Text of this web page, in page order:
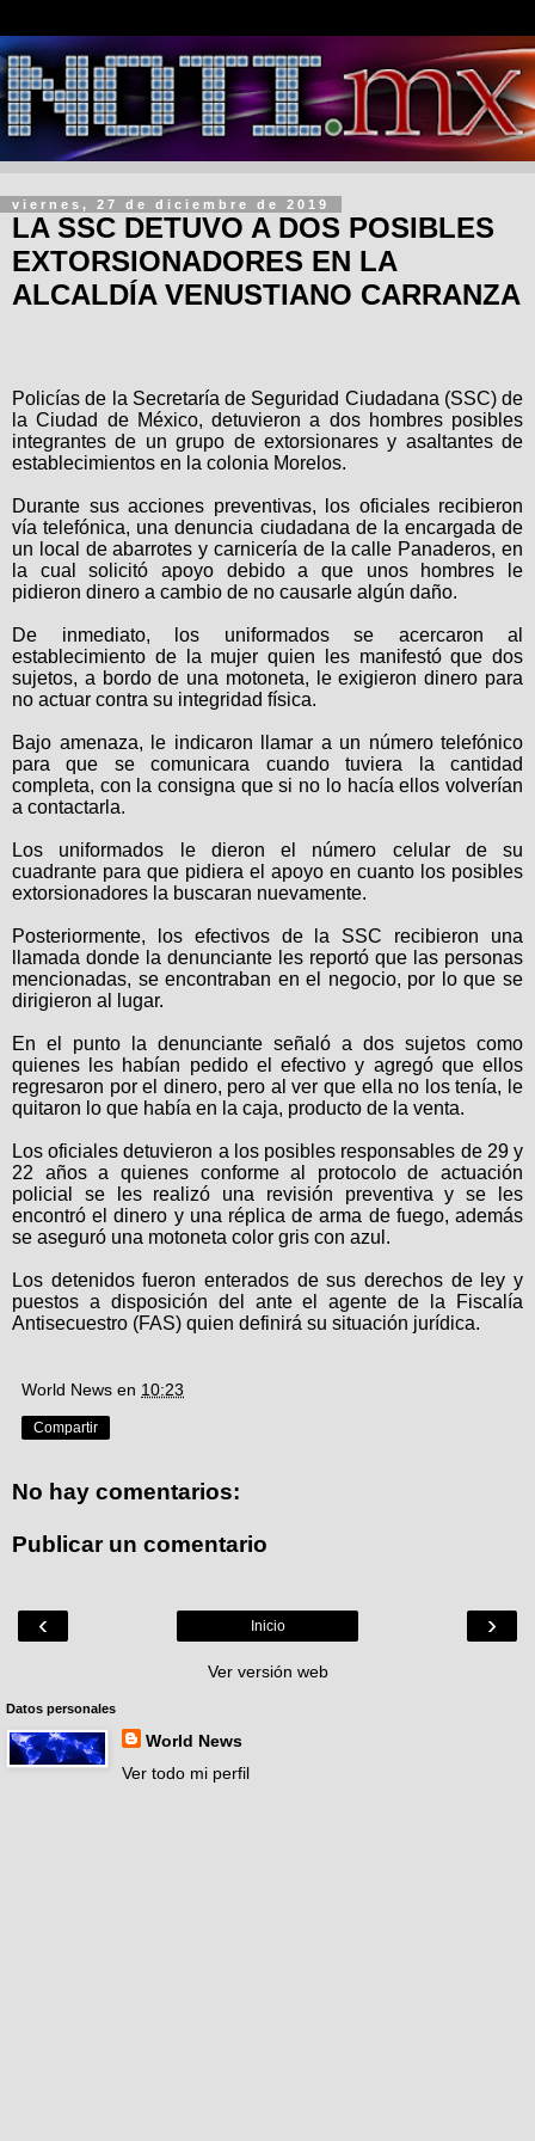
viernes, 27 de diciembre de 2019
LA SSC DETUVO A DOS POSIBLES
EXTORSIONADORES EN LA
ALCALDÍA VENUSTIANO CARRANZA
Policías de la Secretaría de Seguridad Ciudadana (SSC) de
la Ciudad de México, detuvieron a dos hombres posibles
integrantes de un grupo de extorsionares y asaltantes de
establecimientos en la colonia Morelos.
Durante sus acciones preventivas, los oficiales recibieron
vía telefónica, una denuncia ciudadana de la encargada de
un local de abarrotes y carnicería de la calle Panaderos, en
la cual solicitó apoyo debido a que unos hombres le
pidieron dinero a cambio de no causarle algún daño.
De inmediato, los uniformados se acercaron al
establecimiento de la mujer quien les manifestó que dos
sujetos, a bordo de una motoneta, le exigieron dinero para
no actuar contra su integridad física.
Bajo amenaza, le indicaron llamar a un número telefónico
para que se comunicara cuando tuviera la cantidad
completa, con la consigna que si no lo hacía ellos volverían
a contactarla.
Los uniformados le dieron el número celular de su
cuadrante para que pidiera el apoyo en cuanto los posibles
extorsionadores la buscaran nuevamente.
Posteriormente, los efectivos de la SSC recibieron una
llamada donde la denunciante les reportó que las personas
mencionadas, se encontraban en el negocio, por lo que se
dirigieron al lugar.
En el punto la denunciante señaló a dos sujetos como
quienes les habían pedido el efectivo y agregó que ellos
regresaron por el dinero, pero al ver que ella no los tenía, le
quitaron lo que había en la caja, producto de la venta.
Los oficiales detuvieron a los posibles responsables de 29 y
22 años a quienes conforme al protocolo de actuación
policial se les realizó una revisión preventiva y se les
encontró el dinero y una réplica de arma de fuego, además
se aseguró una motoneta color gris con azul.
Los detenidos fueron enterados de sus derechos de ley y
puestos a disposición del ante el agente de la Fiscalía
Antisecuestro (FAS) quien definirá su situación jurídica.
World News en 10:23
Compartir
No hay comentarios:
Publicar un comentario
‹ ›
Inicio
Ver versión web
Datos personales
World News
Ver todo mi perfil